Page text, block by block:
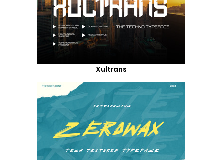
Xultrans